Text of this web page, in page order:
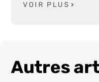
VOIR PLUS
Autres